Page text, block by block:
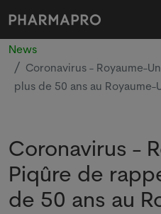
News
Coronavirus - Royaume-
plus de 50 ans au Royaume-
Coronavirus -
Piqûre de
de 50 ans au